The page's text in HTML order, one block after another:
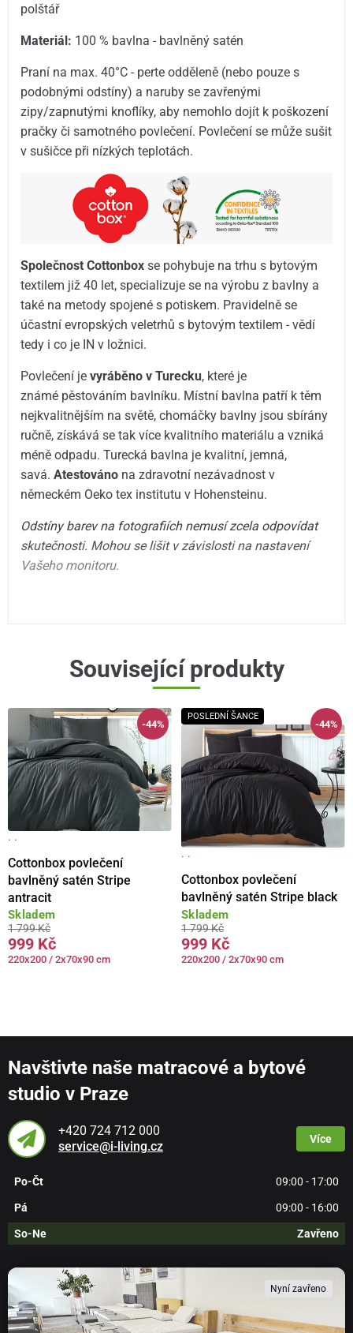
polštář
Materiál: 100 % bavlna - bavlněný satén
Praní na max. 40°C - perte odděleně (nebo pouze s
podobnými odstíny) a naruby se zavřenými
zipy/zapnutými knoflíky, aby nemohlo dojít k poškození
pračky či samotného povlečení. Povlečení se může sušit
v sušičce při nízkých teplotách.
Společnost Cottonbox se pohybuje na trhu s bytovým
textilem již 40 let, specializuje se na výrobu z bavlny a
také na metody spojené s potiskem. Pravidelně se
účastní evropských veletrhů s bytovým textilem - vědí
tedy i co je IN v ložnici.
Povlečení jevyráběno v Turecku, které je
známé pěstováním bavlníku. Místní bavlna patří k těm
nejkvalitnějším na světě, chomáčky bavlny jsou sbírány
ručně, získává se tak více kvalitního materiálu a vzniká
méně odpadu. Turecká bavlna je kvalitní, jemná,
savá.Atestováno na zdravotní nezávadnost v
německém Oeko tex institutu v Hohensteinu.
Odstíny barev na fotografiích nemusí zcela odpovídat
skutečnosti. Mohou se lišit v závislosti na nastavení
Vašeho monitoru.
Související produkty
-44%
· ·
Cottonbox povlečení
bavlněný satén Stripe
antracit
Skladem
1 799 Kč
999 Kč
220x200 / 2x70x90 cm
POSLEDNÍ ŠANCE
-44%
· ·
Cottonbox povlečení
bavlněný satén Stripe black
Skladem
1 799 Kč
999 Kč
220x200 / 2x70x90 cm
Navštivte naše matracové a bytové
studio v Praze
+420 724 712 000
service@i-living.cz
Více
Po-Čt 09:00 - 17:00
Pá 09:00 - 16:00
So-Ne Zavřeno
Nyní zavřeno